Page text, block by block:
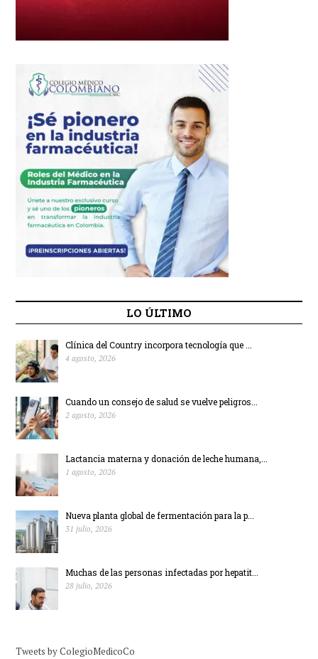
LO ÚLTIMO
Clínica del Country incorpora tecnología que ...
4 agosto, 2026
Cuando un consejo de salud se vuelve peligros...
2 agosto, 2026
Lactancia materna y donación de leche humana,...
1 agosto, 2026
Nueva planta global de fermentación para la p...
31 julio, 2026
Muchas de las personas infectadas por hepatit...
28 julio, 2026
Tweets by ColegioMedicoCo